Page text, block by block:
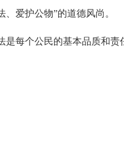
、爱护公物”的道德风尚。
个公民的基本品质和责任